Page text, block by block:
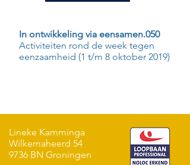
In ontwikkeling via eensamen.050
Activiteiten rond de week tegen
eenzaamheid (1 t/m 8 oktober 2019)
Lineke Kamminga
Wilkemaheerd 54
9736 BN Groningen